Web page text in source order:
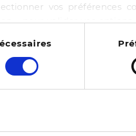
vos préférences
» pour valider vos
BALLERINE BAILA
1